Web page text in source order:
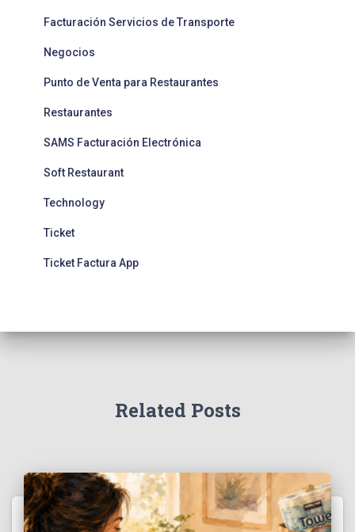
Facturación Servicios de Transporte
Negocios
Punto de Venta para Restaurantes
Restaurantes
SAMS Facturación Electrónica
Soft Restaurant
Technology
Ticket
Ticket Factura App
Related Posts